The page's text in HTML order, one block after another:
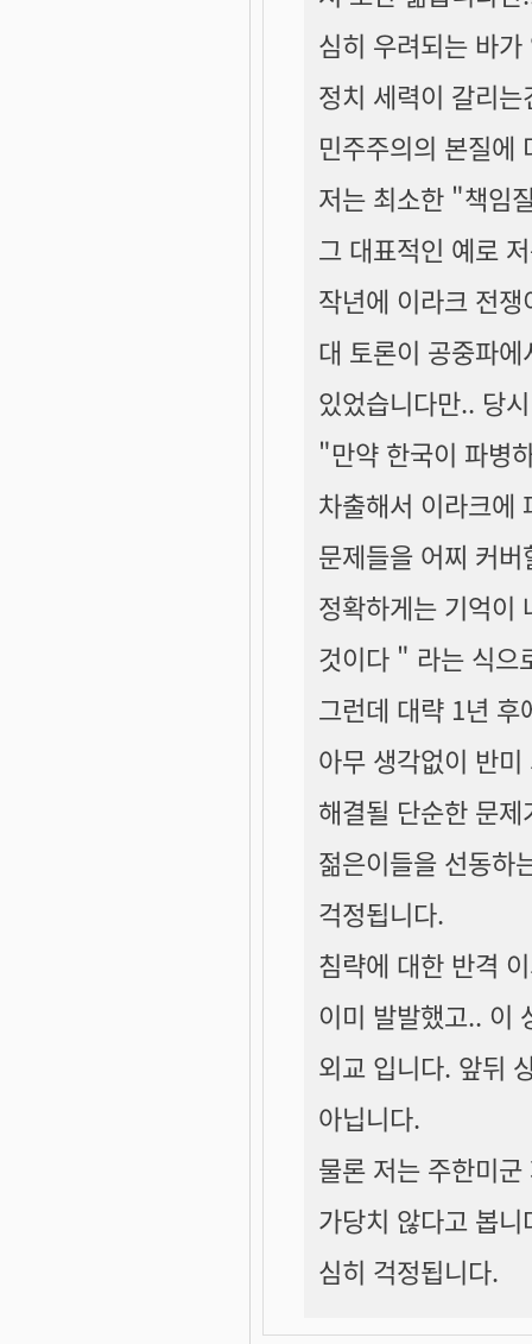
심히 우려되는 바
정치 세력이 갈리
민주주의의 본질에
저는 최소한 "책임
그 대표적인 예로
작년에 이라크 전
대 토론이 공중파
있었습니다만.. 당
"만약 한국이 파병
차출해서 이라크에
문제들을 어찌 커
정확하게는 기억이
것이다 " 라는 식으
그런데 대략 1년 후
아무 생각없이 반
해결될 단순한 문
젊은이들을 선동하
걱정됩니다.
침략에 대한 반격
이미 발발했고.. 이
외교 입니다. 앞뒤
아닙니다.
물론 저는 주한미
가당치 않다고 봅
심히 걱정됩니다.